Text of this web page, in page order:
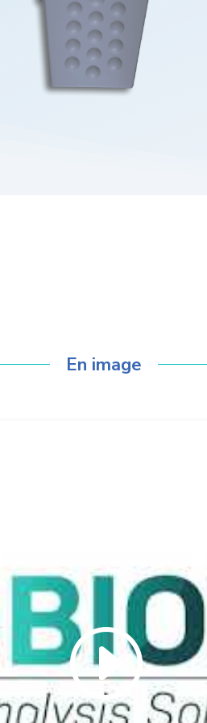
En image
Klicke hier, um Marketing-Cookies zu
akzeptieren und diesen Inhalt zu aktivieren